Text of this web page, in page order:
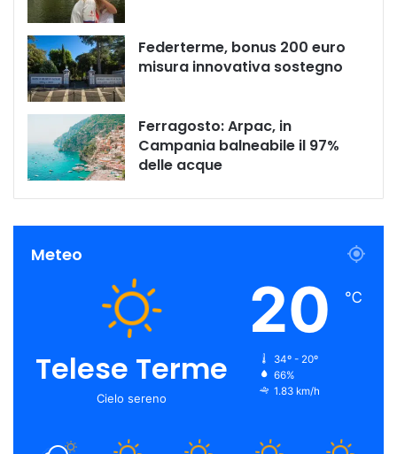
Federterme, bonus 200 euro
misura innovativa sostegno
Ferragosto: Arpac, in
Campania balneabile il 97%
delle acque
Meteo
Telese Terme
Cielo sereno
20 ℃
34º - 20º
66%
1.83 km/h